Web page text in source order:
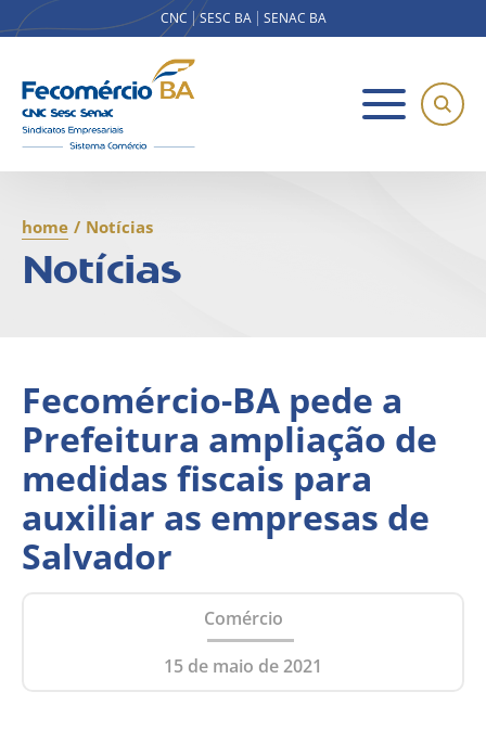
CNC SESC BA SENAC BA
home / Notícias
Notícias
Fecomércio-BA pede a
Prefeitura ampliação de
medidas fiscais para
auxiliar as empresas de
Salvador
Comércio
15 de maio de 2021